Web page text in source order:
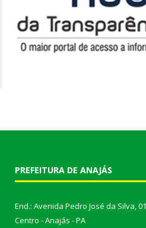
PREFEITURA DE ANAJÁS
End.: Avenida Pedro José da Silva, 01
Centro - Anajás - PA